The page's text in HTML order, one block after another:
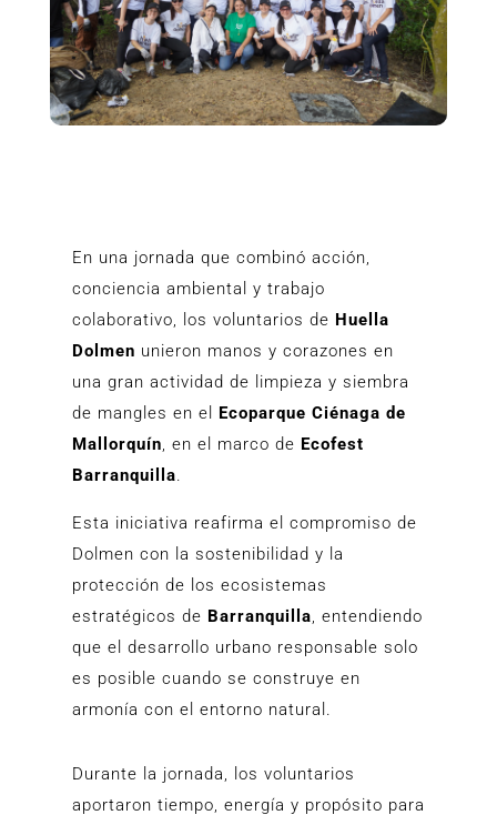
En una jornada que combinó acción,
conciencia ambiental y trabajo
colaborativo, los voluntarios de Huella
Dolmen unieron manos y corazones en
una gran actividad de limpieza y siembra
de mangles en el
Ecoparque Ciénaga de
Mallorquín, en el marco de Ecofest
Barranquilla.
Esta iniciativa reafirma el compromiso de
Dolmen con la sostenibilidad y la
protección de los ecosistemas
estratégicos de Barranquilla, entendiendo
que el desarrollo urbano responsable solo
es posible cuando se construye en
armonía con el entorno natural.
Durante la jornada, los voluntarios
aportaron tiempo, energía y propósito para